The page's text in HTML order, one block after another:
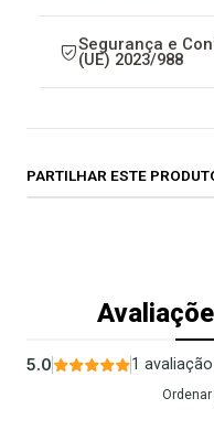
Segurança e
(UE) 2023/988
PARTILHAR ESTE
5.0 1 avaliação
Ordenar